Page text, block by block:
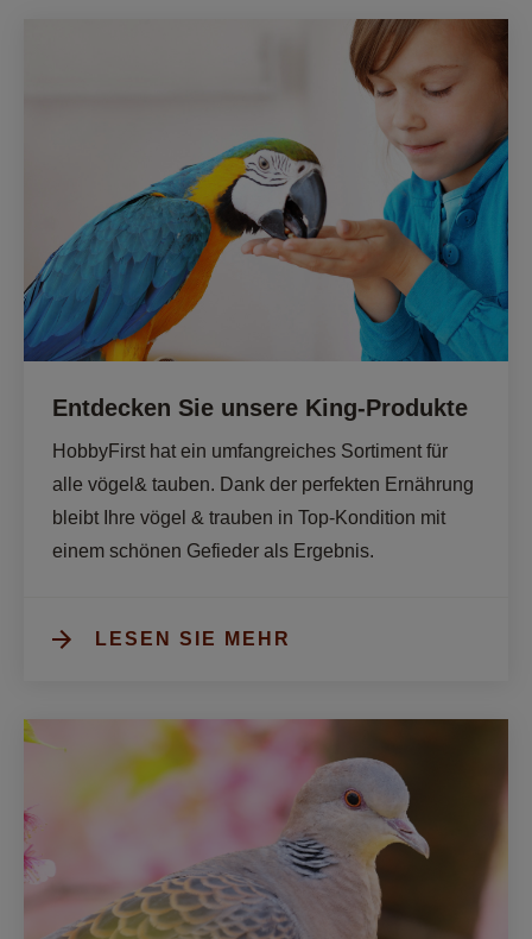
Entdecken Sie unsere King-Produkte
HobbyFirst hat ein umfangreiches Sortiment für
alle vögel& tauben. Dank der perfekten Ernährung
bleibt Ihre vögel & trauben in Top-Kondition mit
einem schönen Gefieder als Ergebnis.
LESEN SIE MEHR